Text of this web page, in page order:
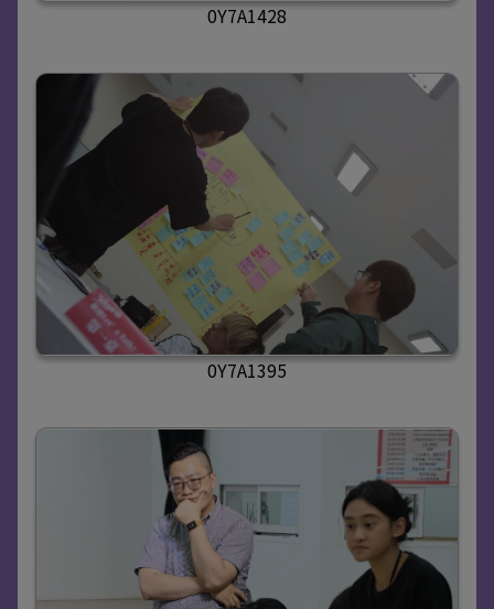
0Y7A1428
0Y7A1395